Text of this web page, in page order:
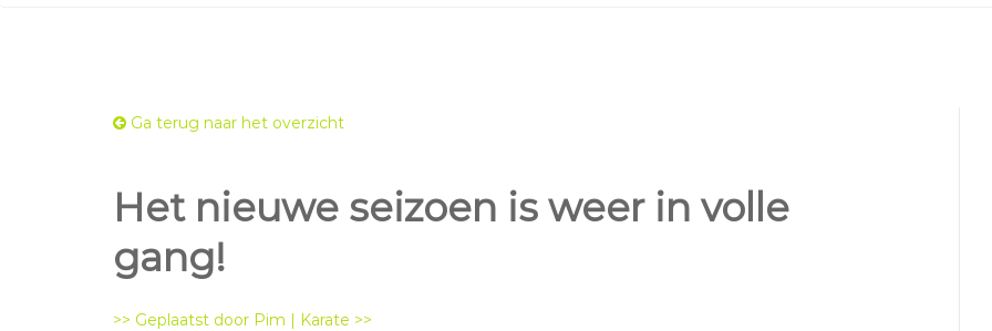
Ga terug naar het overzicht
Het nieuwe seizoen is weer in volle
gang!
>> Geplaatst door Pim | Karate >>